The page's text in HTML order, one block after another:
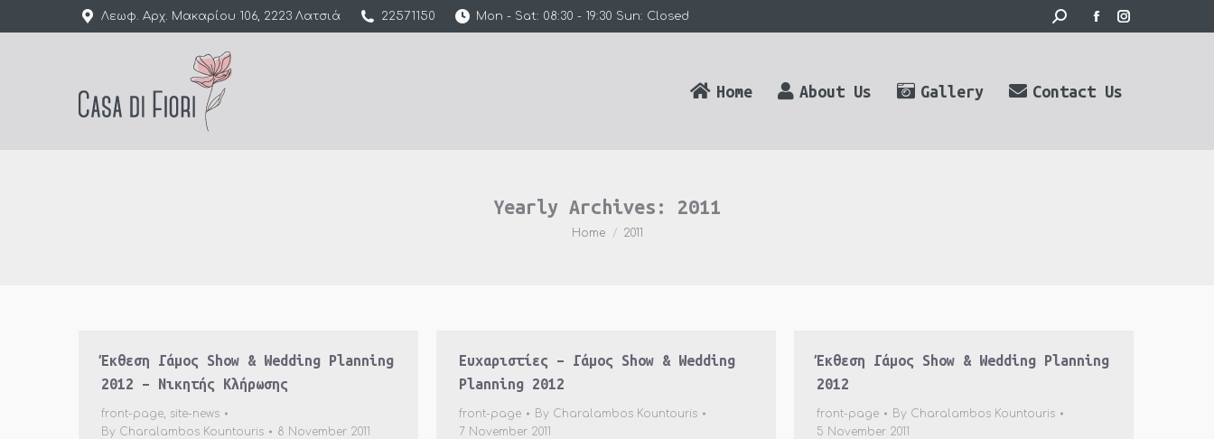
Λεωφ. Αρχ. Μακαρίου 106, 2223 Λατσιά 22571150 Mon - Sat: 08:30 - 19:30 Sun: Closed Search:
Facebook
in
Instagram
Home About Us Gallery Contact Us
Yearly Archives: 2011
You are here:
Home 2011
Έκθεση Γάμος Show & Wedding Planning
2012 – Νικητής Κλήρωσης
front-page, site-news
By Charalambos Kountouris 8 November 2011
Ευχαριστίες – Γάμος Show & Wedding
Planning 2012
front-page By Charalambos Kountouris
7 November 2011
Έκθεση Γάμος Show & Wedding Planning
2012
front-page By Charalambos Kountouris
5 November 2011